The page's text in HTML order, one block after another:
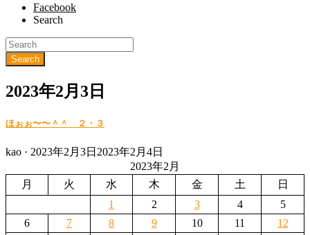
Facebook
Search
2023年2月3日
ほぉぉ〜〜＾＾ ２・３
kao · Posted
2023年2月3日 2023年2月4日
2023年2月
月
火 水 木 金 土
日
1
2 3 4
5
6
7 8 9 10 11
12